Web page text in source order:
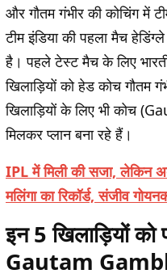
और गौतम गंभीर की कोचिंग में
टीम इंडिया की पहला मैच
है। पहले टेस्ट मैच के लिए
खिलाड़ियों को हेड कोच गौतम
खिलाड़ियों के लिए भी कोच (
मिलकर प्लान बना रहे हैं।
IPL में मिली की सजा, लेकिन
मलिंगा का रिकॉर्ड, संजीव
इन 5 खिलाड़ियों
Gautam